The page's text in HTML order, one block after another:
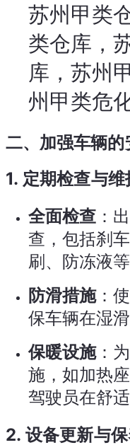
苏州甲类
类仓库，
库，苏州
州甲类危
二、加强车辆的
1. 定期检查与维
全面检查 ：
查，包括刹
刷、防冻液
防滑措施：
保车辆在湿
保暖设施：
施，如加热
驾驶员在舒
2.设备更新与